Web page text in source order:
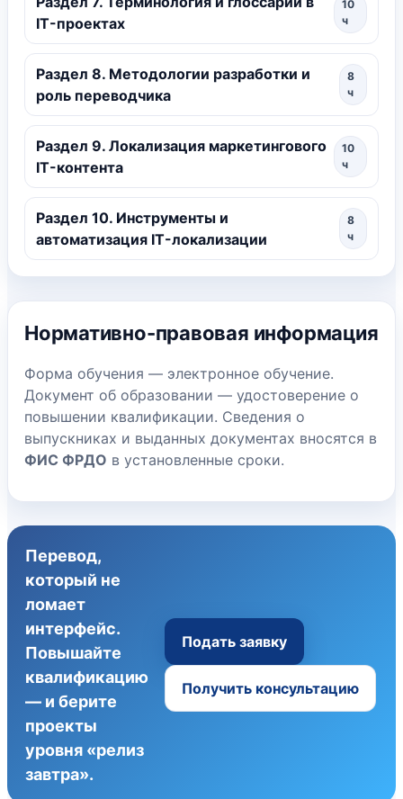
IT-проектах
10
ч
Раздел 8. Методологии разработки и
роль переводчика
8
ч
Раздел 9. Локализация маркетингового
IT-контента
10
ч
Раздел 10. Инструменты и
автоматизация IT-локализации
8
ч
Нормативно-правовая информация
Форма обучения — электронное обучение.
Документ об образовании — удостоверение о
повышении квалификации. Сведения о
выпускниках и выданных документах вносятся в
ФИС ФРДО в установленные сроки.
Перевод,
который не
ломает
интерфейс.
Повышайте
квалификацию
— и берите
проекты
уровня «релиз
завтра».
Подать заявку
Получить консультацию